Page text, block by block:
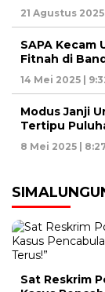
21 Agustus
SAPA Kecam
Fitnah di
14 Mei 2025 |
Modus Janji
Tertipu
8 Mei 2025 |
Sat Reskrim